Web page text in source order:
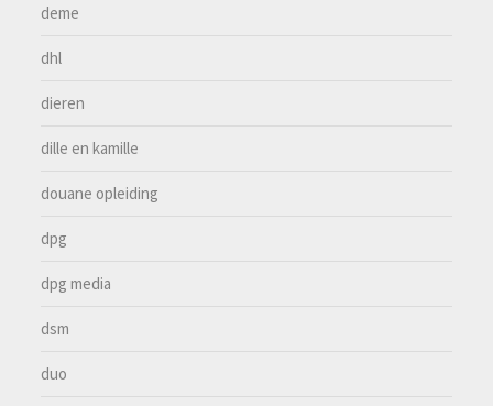
deme
dhl
dieren
dille en kamille
douane opleiding
dpg
dpg media
dsm
duo